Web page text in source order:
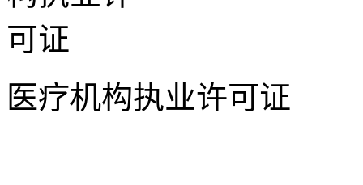
医疗机构执业许可证